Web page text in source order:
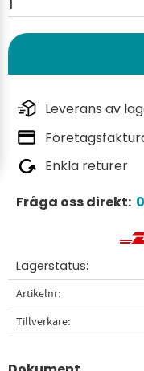
Leverans av
Enkla returer
Fråga oss direkt:
Lagerstatus
Artikelnr
Tillverkare